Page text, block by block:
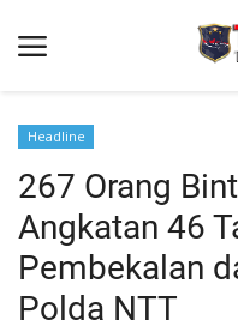
Beranda
Binkam
Terms & Conditions
Reskrim
Headline
267 Orang
Angkatan 46
Pembekalan
Polda NTT